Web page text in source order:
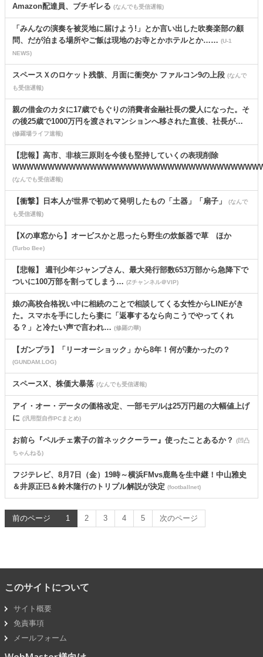
Amazon配達員、ブチギレる (なんでも受信遅報)
「みんなの演奏を被災地に届けよう!」とか言い出した吹奏楽部の顧
問、だが泊まる場所やご飯は現地のお寺とかホテルとか…… (U-1
NEWS)
スペースＸのロケット残骸、月面に衝突か ファルコン9の上段 (なんで
も受信遅報)
親の借金のカタに17歳でもぐりの消費者金融社長の愛人になった。そ
の後25歳で1000万円を渡されマンションへ移された直後、社長が…
(修羅場ライフ速報)
【悲報】高市、非核三原則を今後も堅持していくの表現削除
(なんでも受信遅報)
【衝撃】日本人が世界で初めて発明したもの「土器」「扇子」
(なんで
も受信遅報)
【Xの車窓から】オービスかと思ったら野生の炊飯器で草 ほか
(Turbo Bee)
【悲報】 週刊少年ジャンプさん、最大発行部数653万部から急降下で
ついに100万部を割ってしまう… (Zチャンネル＠VIP)
娘の高校合格祝い中に相続のことで相談してくる女性からLINEがき
た。スマホを手にしたら妻に「返事するなら向こうでやってくれ
る？」と冷たい声で言われ… (修羅の華)
【ガンプラ】「リーオーショック」から8年！何が凄かったの？
(GUNDAM.LOG)
スペースX、株価大暴落 (なんでも受信遅報)
アイ・オー・データの価格改定、一部モデルは25万円超の大幅値上げ
に (汎用型自作PCまとめ)
お前ら『ペルチェ素子の首ネッククーラー』使ったことあるか？
(凹凸
ちゃんねる)
フジテレビ、8月7日（金）19時～横浜FMvs鹿島を生中継！中山雅史
＆井原正巳＆鈴木隆行のトリプル解説が決定 (footballnet)
前のページ 1 2 3 4 5 次のページ
このサイトについて
サイト概要
免責事項
メールフォーム